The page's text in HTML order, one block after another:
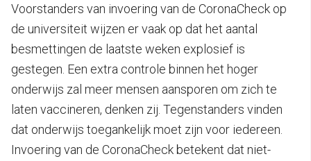
Voorstanders van invoering van de CoronaCheck op
de universiteit wijzen er vaak op dat het aantal
besmettingen de laatste weken explosief is
gestegen. Een extra controle binnen het hoger
onderwijs zal meer mensen aansporen om zich te
laten vaccineren, denken zij. Tegenstanders vinden
dat onderwijs toegankelijk moet zijn voor iedereen.
Invoering van de CoronaCheck betekent dat niet-